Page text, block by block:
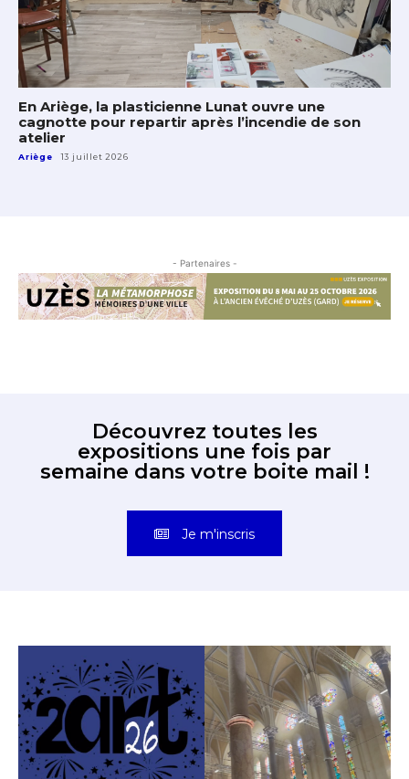
En Ariège, la plasticienne Lunat ouvre une
cagnotte pour repartir après l’incendie de son
atelier
Ariège 13 juillet 2026
- Partenaires -
Découvrez toutes les
expositions une fois par
semaine dans votre boite mail !
Je m'inscris